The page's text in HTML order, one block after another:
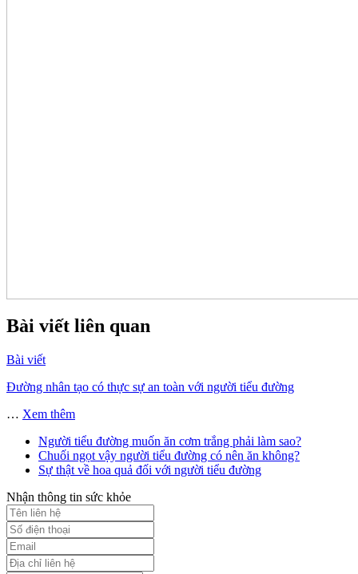
Bài viết liên quan
Bài viết
Đường nhân tạo có thực sự an toàn với người tiểu đường
… Xem thêm
Người tiểu đường muốn ăn cơm trắng phải làm sao?
Chuối ngọt vậy người tiểu đường có nên ăn không?
Sự thật về hoa quả đối với người tiểu đường
Nhận thông tin sức khỏe